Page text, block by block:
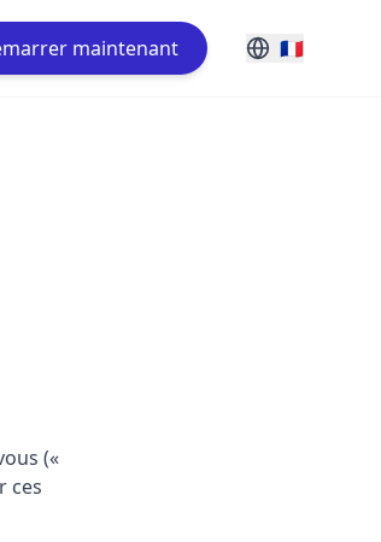
maintenant 🇫🇷
(«
ces